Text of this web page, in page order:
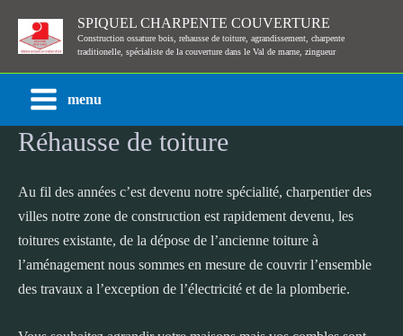
SPIQUEL CHARPENTE COUVERTURE
Construction ossature bois, rehausse de toiture, agrandissement, charpente
traditionelle, spécialiste de la couverture dans le Val de marne, zingueur
Main
Menu
menu
Réhausse de toiture
Au fil des années c’est devenu notre spécialité, charpentier des
villes notre zone de construction est rapidement devenu, les
toitures existante, de la dépose de l’ancienne toiture à
l’aménagement nous sommes en mesure de couvrir l’ensemble
des travaux a l’exception de l’électricité et de la plomberie.